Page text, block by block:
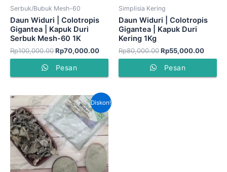
Serbuk/Bubuk Mesh-60
Daun Widuri | Colotropis
Gigantea | Kapuk Duri
Serbuk Mesh-60 1K
Rp100,000.00Rp70,000.00
Pesan
Simplisia Kering
Daun Widuri | Colotropis
Gigantea | Kapuk Duri
Kering 1Kg
Rp80,000.00Rp55,000.00
Pesan
Diskon!
Harga
aslinya
adalah:
Rp140,000.00.
Harga
saat
ini
adalah:
Rp90,000.00.